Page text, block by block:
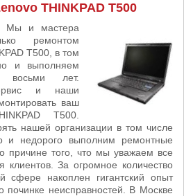
КОНТАКТЫ
THINKPAD T500
Мы и мастера
ремонтом
T500, в том
и выполняем
восьми лет.
и наши
ваш
T500.
нашей организации в том числе
и недорого выполним ремонтные
причине того, что мы уважаем все
клиентов. За огромное количество
сфере накоплен гигантский опыт
неисправностей. В Москве